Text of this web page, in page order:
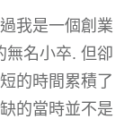
我是一個創業
無名小卒. 但卻
的時間累積了
的當時並不是